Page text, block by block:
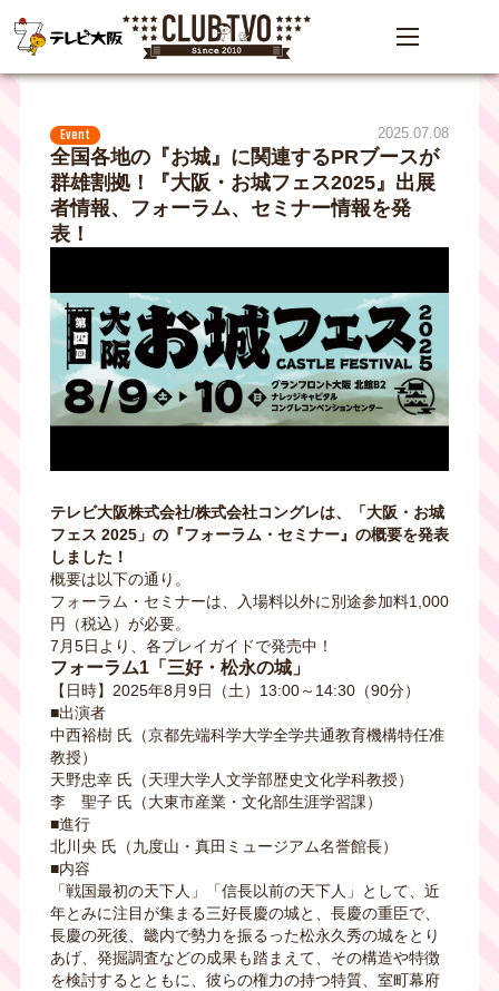
Event 2025.07.08
全国各地の『お城』に関連するPRブースが
群雄割拠！『⼤阪・お城フェス2025』出展
者情報、フォーラム、セミナー情報を発
表！
テレビ⼤阪株式会社/株式会社コングレは、「⼤阪・お城
フェス 2025」の『フォーラム・セミナー』の概要を発表
しました！
概要は以下の通り。
フォーラム・セミナーは、入場料以外に別途参加料1,000
円（税込）が必要。
7月5日より、各プレイガイドで発売中！
フォーラム1「三好・松永の城」
【日時】2025年8月9日（土）13:00～14:30（90分）
■出演者
中西裕樹 氏（京都先端科学大学全学共通教育機構特任准
教授）
天野忠幸 氏（天理大学人文学部歴史文化学科教授）
李 聖子 氏（大東市産業・文化部生涯学習課）
■進行
北川央 氏（九度山・真田ミュージアム名誉館長）
■内容
「戦国最初の天下人」「信長以前の天下人」として、近
年とみに注目が集まる三好長慶の城と、長慶の重臣で、
長慶の死後、畿内で勢力を振るった松永久秀の城をとり
あげ、発掘調査などの成果も踏まえて、その構造や特徴
を検討するとともに、彼らの権力の持つ特質、室町幕府